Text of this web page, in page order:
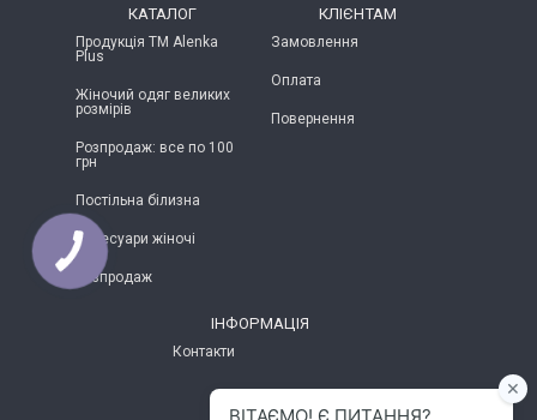
КАТАЛОГ
Продукція ТМ Alenka
Plus
Жіночий одяг великих
розмірів
Розпродаж: все по 100
грн
Постільна білизна
Аксесуари жіночі
Розпродаж
КЛІЄНТАМ
Замовлення
Оплата
Повернення
ІНФОРМАЦІЯ
Контакти